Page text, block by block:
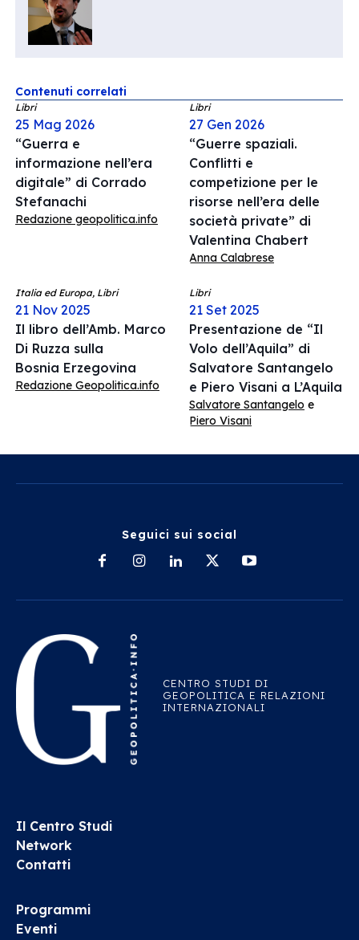
Contenuti correlati
Libri
25 Mag 2026
“Guerra e
informazione nell’era
digitale” di Corrado
Stefanachi
Redazione geopolitica.info
Libri
27 Gen 2026
“Guerre spaziali.
Conflitti e
competizione per le
risorse nell’era delle
società private” di
Valentina Chabert
Anna Calabrese
Italia ed Europa, Libri
21 Nov 2025
Il libro dell’Amb. Marco
Di Ruzza sulla
Bosnia Erzegovina
Redazione Geopolitica.info
Libri
21 Set 2025
Presentazione de “Il
Volo dell’Aquila” di
Salvatore Santangelo
e Piero Visani a L’Aquila
Salvatore Santangelo e
Piero Visani
Seguici sui social
CENTRO STUDI DI
GEOPOLITICA E RELAZIONI
INTERNAZIONALI
Il Centro Studi
Network
Contatti
Programmi
Eventi